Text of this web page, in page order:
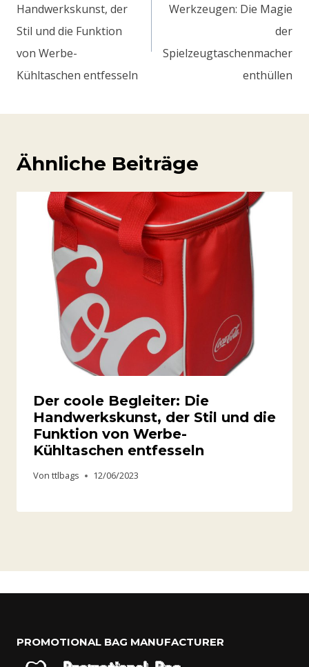
Handwerkskunst, der
Stil und die Funktion
von Werbe-
Kühltaschen entfesseln
Werkzeugen: Die Magie
der
Spielzeugtaschenmacher
enthüllen
Ähnliche Beiträge
Der coole Begleiter: Die
Handwerkskunst, der Stil und die
Funktion von Werbe-
Kühltaschen entfesseln
Von ttlbags 12/06/2023
PROMOTIONAL BAG MANUFACTURER